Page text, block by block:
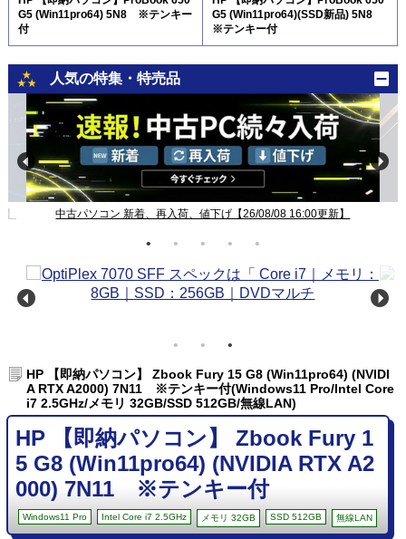
G5 (Win11pro64) 5N8 ※テンキー
付
G5 (Win11pro64)(SSD新品) 5N8
※テンキー付
人気の特集・特売品
中古パソコン 新着、再入荷、値下げ【26/08/08 16:00更新】
HP 【即納パソコン】 Zbook Fury 15 G8 (Win11pro64) (NVIDI
A RTX A2000) 7N11 ※テンキー付(Windows11 Pro/Intel Core
i7 2.5GHz/メモリ 32GB/SSD 512GB/無線LAN)
HP 【即納パソコン】 Zbook Fury 1
5 G8 (Win11pro64) (NVIDIA RTX A2
000) 7N11 ※テンキー付
Windows11 Pro Intel Core i7 2.5GHz メモリ 32GB SSD 512GB 無線LAN